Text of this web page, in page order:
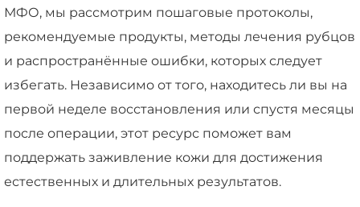
МФО, мы рассмотрим пошаговые протоколы,
рекомендуемые продукты, методы лечения рубцов
и распространённые ошибки, которых следует
избегать. Независимо от того, находитесь ли вы на
первой неделе восстановления или спустя месяцы
после операции, этот ресурс поможет вам
поддержать заживление кожи для достижения
естественных и длительных результатов.